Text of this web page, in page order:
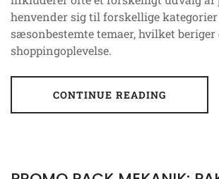
henvender sig til forskellige kategorier
sæsonbestemte temaer, hvilket beriger
shoppingoplevelse.
CONTINUE READING